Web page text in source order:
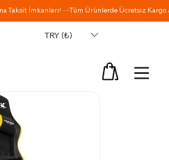
TRY (₺)